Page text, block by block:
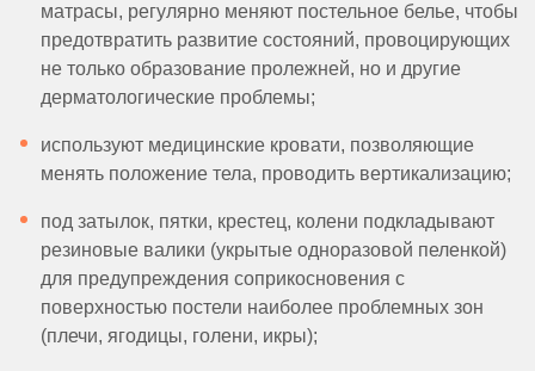
матрасы, регулярно меняют постельное белье, чтобы
предотвратить развитие состояний, провоцирующих
не только образование пролежней, но и другие
дерматологические проблемы;
используют медицинские кровати, позволяющие
менять положение тела, проводить вертикализацию;
под затылок, пятки, крестец, колени подкладывают
резиновые валики (укрытые одноразовой пеленкой)
для предупреждения соприкосновения с
поверхностью постели наиболее проблемных зон
(плечи, ягодицы, голени, икры);